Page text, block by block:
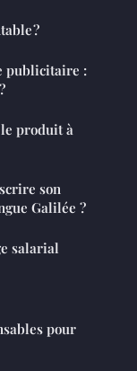
?
publicitaire :
produit à
son
Galilée ?
salarial
pour